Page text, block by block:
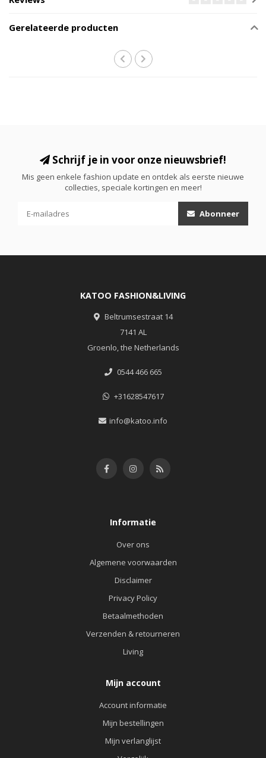
Gerelateerde producten
Schrijf je in voor onze nieuwsbrief!
Mis geen enkele fashion update en ontdek als eerste nieuwe
collecties, speciale kortingen en meer!
Abonneer
KATOO FASHION&LIVING
Beltrumsestraat 14
7141 AL
Groenlo, the Netherlands
0544 466 665
+31628547617
info@katoo.info
Informatie
Over ons
Algemene voorwaarden
Disclaimer
Privacy Policy
Betaalmethoden
Verzenden & retourneren
Living
Mijn account
Account informatie
Mijn bestellingen
Mijn verlanglijst